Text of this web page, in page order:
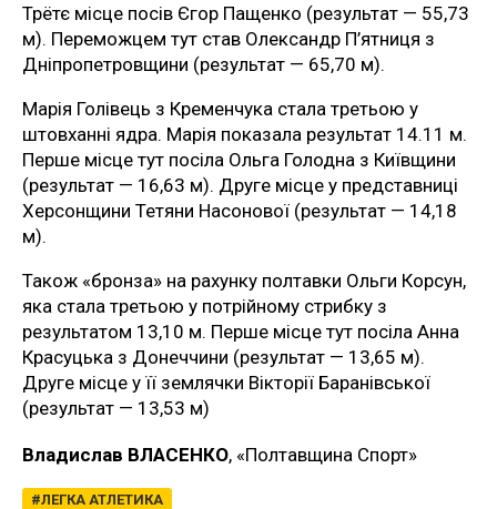
Трётє місце посів Єгор Пащенко (результат — 55,73
м). Переможцем тут став Олександр П’ятниця з
Дніпропетровщини (результат — 65,70 м).
Марія Голівець з Кременчука стала третьою у
штовханні ядра. Марія показала результат 14.11 м.
Перше місце тут посіла Ольга Голодна з Київщини
(результат — 16,63 м). Друге місце у представниці
Херсонщини Тетяни Насонової (результат — 14,18
м).
Також «бронза» на рахунку полтавки Ольги Корсун,
яка стала третьою у потрійному стрибку з
результатом 13,10 м. Перше місце тут посіла Анна
Красуцька з Донеччини (результат — 13,65 м).
Друге місце у її землячки Вікторії Баранівської
(результат — 13,53 м)
Владислав ВЛАСЕНКО, «Полтавщина Спорт»
ЛЕГКА АТЛЕТИКА